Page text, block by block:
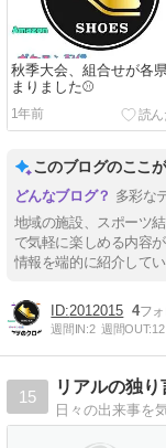
秋季大会、組合せが各
まりました⚾️
1年前
このブログのここ
多彩な
地域の施設、スポーツ
で気軽に楽しめる内容
情報を端的に紹介してい
2012015 4
週間IN:2 週間OUT:12
15
リアルの独り
日々の出来事を